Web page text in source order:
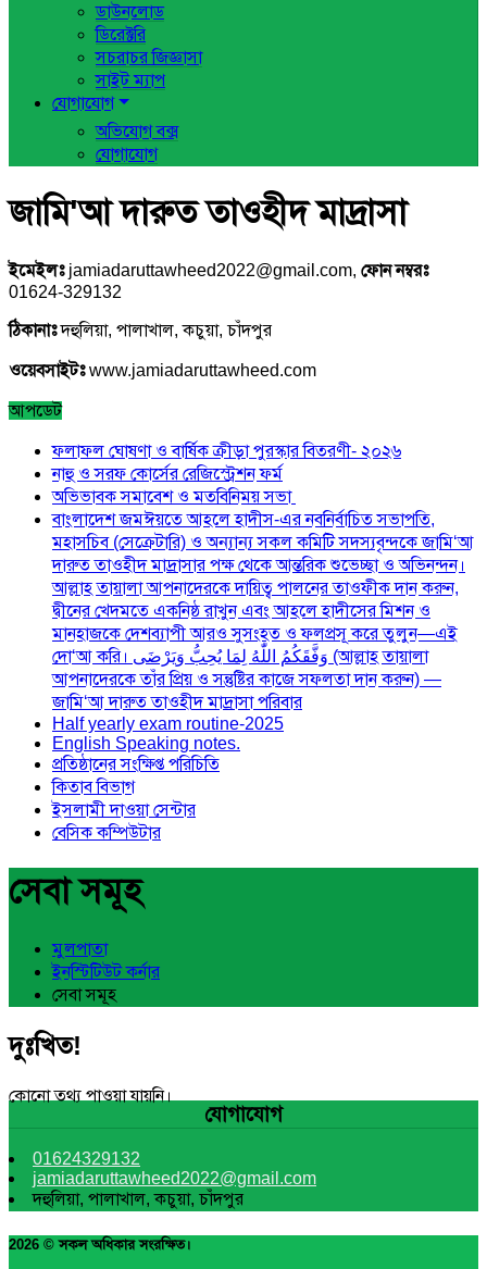
ডাউনলোড
ডিরেক্টরি
সচরাচর জিজ্ঞাসা
সাইট ম্যাপ
যোগাযোগ
অভিযোগ বক্স
যোগাযোগ
জামি'আ দারুত তাওহীদ মাদ্রাসা
ইমেইলঃjamiadaruttawheed2022@gmail.com, ফোন নম্বরঃ
01624-329132
ঠিকানাঃদহুলিয়া, পালাখাল, কচুয়া, চাঁদপুর
ওয়েবসাইটঃwww.jamiadaruttawheed.com
আপডেট
ফলাফল ঘোষণা ও বার্ষিক ক্রীড়া পুরস্কার বিতরণী- ২০২৬
নাহু ও সরফ কোর্সের রেজিস্ট্রেশন ফর্ম
অভিভাবক সমাবেশ ও মতবিনিময় সভা
বাংলাদেশ জমঈয়তে আহলে হাদীস-এর নবনির্বাচিত সভাপতি,
মহাসচিব (সেক্রেটারি) ও অন্যান্য সকল কমিটি সদস্যবৃন্দকে জামি‘আ
দারুত তাওহীদ মাদ্রাসার পক্ষ থেকে আন্তরিক শুভেচ্ছা ও অভিনন্দন।
আল্লাহ তায়ালা আপনাদেরকে দায়িত্ব পালনের তাওফীক দান করুন,
দ্বীনের খেদমতে একনিষ্ঠ রাখুন এবং আহলে হাদীসের মিশন ও
মানহাজকে দেশব্যাপী আরও সুসংহত ও ফলপ্রসূ করে তুলুন—এই
দো‘আ করি। وَفَّقَكُمُ اللّٰهُ لِمَا يُحِبُّ وَيَرْضَى (আল্লাহ তায়ালা
আপনাদেরকে তাঁর প্রিয় ও সন্তুষ্টির কাজে সফলতা দান করুন) —
জামি‘আ দারুত তাওহীদ মাদ্রাসা পরিবার
Half yearly exam routine-2025
English Speaking notes.
প্রতিষ্ঠানের সংক্ষিপ্ত পরিচিতি
কিতাব বিভাগ
ইসলামী দাওয়া সেন্টার
বেসিক কম্পিউটার
সেবা সমূহ
মুলপাতা
ইনস্টিটিউট কর্নার
সেবা সমূহ
দুঃখিত!
কোনো তথ্য পাওয়া যায়নি।
যোগাযোগ
01624329132
jamiadaruttawheed2022@gmail.com
দহুলিয়া, পালাখাল, কচুয়া, চাঁদপুর
2026 © সকল অধিকার সংরক্ষিত।